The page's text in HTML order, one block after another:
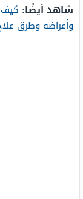
شاهد أيضًا: كيف
وأعراضه وطرق